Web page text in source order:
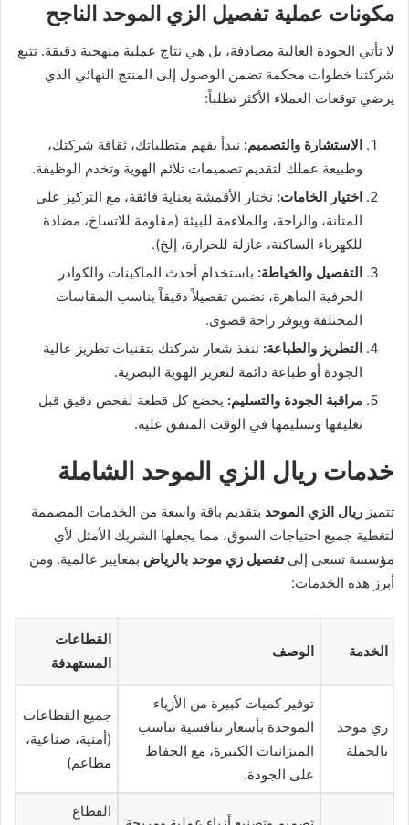
مكونات عملية تفصيل الزي الموحد الناجح
لا تأتي الجودة العالية مصادفة، بل هي نتاج عملية منهجية دقيقة. تتبع
شركتنا خطوات محكمة تضمن الوصول إلى المنتج النهائي الذي
يرضي توقعات العملاء الأكثر تطلباً:
الاستشارة والتصميم: نبدأ بفهم متطلباتك، ثقافة شركتك،
وطبيعة عملك لتقديم تصميمات تلائم الهوية وتخدم الوظيفة.
اختيار الخامات: نختار الأقمشة بعناية فائقة، مع التركيز على
المتانة، والراحة، والملاءمة للبيئة (مقاومة للاتساخ، مضادة
للكهرباء الساكنة، عازلة للحرارة، إلخ).
التفصيل والخياطة: باستخدام أحدث الماكينات والكوادر
الحرفية الماهرة، نضمن تفصيلاً دقيقاً يناسب المقاسات
المختلفة ويوفر راحة قصوى.
التطريز والطباعة: ننفذ شعار شركتك بتقنيات تطريز عالية
الجودة أو طباعة دائمة لتعزيز الهوية البصرية.
مراقبة الجودة والتسليم: يخضع كل قطعة لفحص دقيق قبل
تغليفها وتسليمها في الوقت المتفق عليه.
خدمات ريال الزي الموحد الشاملة
تتميز ريال الزي الموحد بتقديم باقة واسعة من الخدمات المصممة
لتغطية جميع احتياجات السوق، مما يجعلها الشريك الأمثل لأي
مؤسسة تسعى إلىتفصيل زي موحد بالرياض بمعايير عالمية. ومن
أبرز هذه الخدمات:
الخدمة الوصف
القطاعات
المستهدفة
زي موحد
بالجملة
توفير كميات كبيرة من الأزياء
الموحدة بأسعار تنافسية تناسب
الميزانيات الكبيرة، مع الحفاظ
على الجودة.
جميع القطاعات
(أمنية، صناعية،
مطاعم)
القطاع